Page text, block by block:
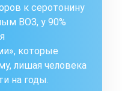
к серотонину
ВОЗ, у 90%
которые
лишая человека
на годы.